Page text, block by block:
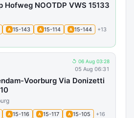
Hofweg NOOTDP VWS 15133
A 15-143 A 15-114 A 15-144
+13
↺ 06 Aug 03:28
05 Aug 06:31
Voorburg Via Donizetti
A 15-116 A 15-117 A 15-105
+16